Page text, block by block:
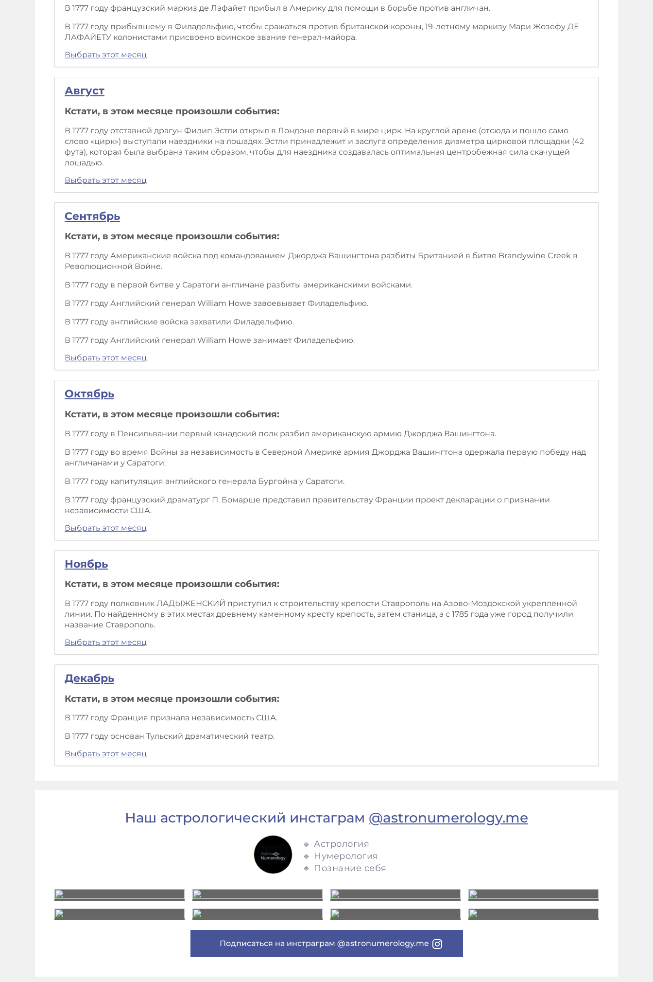
В 1777 году французский маркиз де Лафайет прибыл в Америку для помощи в борьбе против англичан.
В 1777 году прибывшему в Филадельфию, чтобы сражаться против британской короны, 19-летнему маркизу Мари Жозефу ДЕ
ЛАФАЙЕТУ колонистами присвоено воинское звание генерал-майора.
Выбрать этот месяц
Август
Кстати, в этом месяце произошли события:
В 1777 году отставной драгун Филип Эстли открыл в Лондоне первый в мире цирк. На круглой арене (отсюда и пошло само
слово «цирк») выступали наездники на лошадях. Эстли принадлежит и заслуга определения диаметра цирковой площадки (42
фута), которая была выбрана таким образом, чтобы для наездника создавалась оптимальная центробежная сила скачущей
лошадью.
Выбрать этот месяц
Сентябрь
Кстати, в этом месяце произошли события:
В 1777 году Американские войска под командованием Джорджа Вашингтона разбиты Британией в битве Brandywine Creek в
Революционной Войне.
В 1777 году в первой битве у Саратоги англичане разбиты американскими войсками.
В 1777 году Английский генерал William Howe завоевывает Филадельфию.
В 1777 году английские войска захватили Филадельфию.
В 1777 году Английский генерал William Howe занимает Филадельфию.
Выбрать этот месяц
Октябрь
Кстати, в этом месяце произошли события:
В 1777 году в Пенсильвании первый канадский полк разбил американскую армию Джорджа Вашингтона.
В 1777 году во время Войны за независимость в Северной Америке армия Джорджа Вашингтона одержала первую победу над
англичанами у Саратоги.
В 1777 году капитуляция английского генерала Бургойна у Саратоги.
В 1777 году французский драматург П. Бомарше представил правительству Франции проект декларации о признании
независимости США.
Выбрать этот месяц
Ноябрь
Кстати, в этом месяце произошли события:
В 1777 году полковник ЛАДЫЖЕНСКИЙ приступил к строительству крепости Ставрополь на Азово-Моздокской укрепленной
линии. По найденному в этих местах древнему каменному кресту крепость, затем станица, а с 1785 года уже город получили
название Ставрополь.
Выбрать этот месяц
Декабрь
Кстати, в этом месяце произошли события:
В 1777 году Франция признала независимость США.
В 1777 году основан Тульский драматический театр.
Выбрать этот месяц
Наш астрологический инстаграм @astronumerology.me
🔹 Астрология
🔹 Нумерология
🔹 Познание себя
Подписаться на инстраграм @astronumerology.me